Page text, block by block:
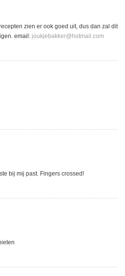
zien er ook goed uit, dus dan zal dit
email: joukjebakker@hotmail.com
bij mij past. Fingers crossed!